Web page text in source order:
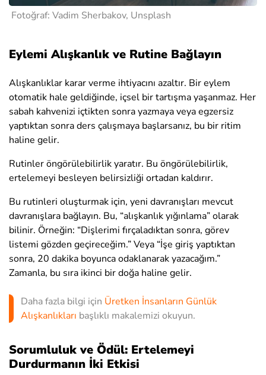
Fotoğraf: Vadim Sherbakov, Unsplash
Eylemi Alışkanlık ve Rutine Bağlayın
Alışkanlıklar karar verme ihtiyacını azaltır. Bir eylem
otomatik hale geldiğinde, içsel bir tartışma yaşanmaz. Her
sabah kahvenizi içtikten sonra yazmaya veya egzersiz
yaptıktan sonra ders çalışmaya başlarsanız, bu bir ritim
haline gelir.
Rutinler öngörülebilirlik yaratır. Bu öngörülebilirlik,
ertelemeyi besleyen belirsizliği ortadan kaldırır.
Bu rutinleri oluşturmak için, yeni davranışları mevcut
davranışlara bağlayın. Bu, “alışkanlık yığınlama” olarak
bilinir. Örneğin: “Dişlerimi fırçaladıktan sonra, görev
listemi gözden geçireceğim.” Veya “İşe giriş yaptıktan
sonra, 20 dakika boyunca odaklanarak yazacağım.”
Zamanla, bu sıra ikinci bir doğa haline gelir.
Daha fazla bilgi için Üretken İnsanların Günlük
Alışkanlıkları başlıklı makalemizi okuyun.
Sorumluluk ve Ödül: Ertelemeyi
Durdurmanın İki Etkisi